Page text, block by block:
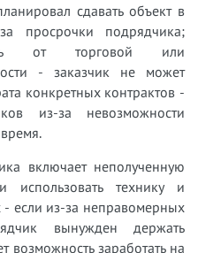
сдавать объект в
просрочки подрядчика;
от торговой или
- заказчик не может
конкретных контрактов -
из-за невозможности
включает неполученную
использовать технику и
- если из-за неправомерных
вынужден держать
возможность заработать на